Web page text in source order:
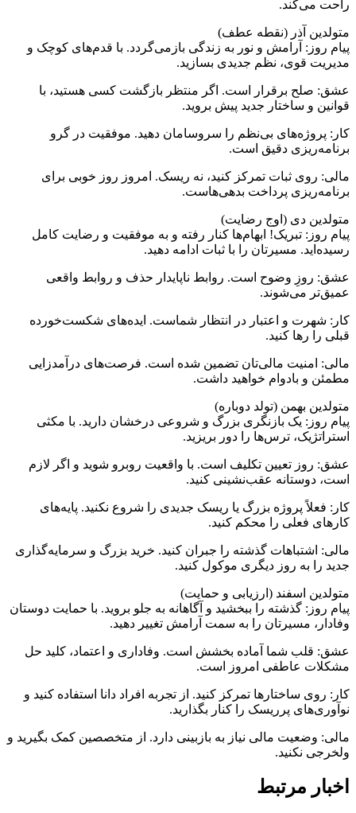
راحت می‌کند.
متولدین آذر (نقطه عطف)
پیام روز: آرامش و نور به زندگی بازمی‌گردد. با قدم‌های کوچک و
مدیریت قوی، نظم جدیدی بسازید.
عشق: صلح برقرار است. اگر منتظر بازگشت کسی هستید، با
قوانین و ساختار جدید پیش بروید.
کار: پروژه‌های بی‌نظم را سروسامان دهید. موفقیت در گرو
برنامه‌ریزی دقیق است.
مالی: روی ثبات تمرکز کنید، نه ریسک. امروز روز خوبی برای
برنامه‌ریزی پرداخت بدهی‌هاست.
متولدین دی (اوج رضایت)
پیام روز: تبریک! ابهام‌ها کنار رفته و به موفقیت و رضایت کامل
رسیده‌اید. مسیرتان را با ثبات ادامه دهید.
عشق: روزِ وضوح است. روابط ناپایدار حذف و روابط واقعی
عمیق‌تر می‌شوند.
کار: شهرت و اعتبار در انتظار شماست. ایده‌های شکست‌خورده
قبلی را رها کنید.
مالی: امنیت مالی‌تان تضمین شده است. فرصت‌های درآمدزایی
مطمئن و بادوام خواهید داشت.
متولدین بهمن (تولد دوباره)
پیام روز: یک بازنگری بزرگ و شروعی درخشان دارید. با مکثی
استراتژیک، ترس‌ها را دور بریزید.
عشق: روز تعیین تکلیف است. با واقعیت روبرو شوید و اگر لازم
است، دوستانه عقب‌نشینی کنید.
کار: فعلاً پروژه بزرگ یا ریسک جدیدی را شروع نکنید. پایه‌های
کارهای فعلی را محکم کنید.
مالی: اشتباهات گذشته را جبران کنید. خرید بزرگ و سرمایه‌گذاری
جدید را به روز دیگری موکول کنید.
متولدین اسفند (ارزیابی و حمایت)
پیام روز: گذشته را ببخشید و آگاهانه به جلو بروید. با حمایت دوستان
وفادار، مسیرتان را به سمت آرامش تغییر دهید.
عشق: قلب شما آماده بخشش است. وفاداری و اعتماد، کلید حل
مشکلات عاطفی امروز است.
کار: روی ساختارها تمرکز کنید. از تجربه افراد دانا استفاده کنید و
نوآوری‌های پرریسک را کنار بگذارید.
مالی: وضعیت مالی نیاز به بازبینی دارد. از متخصصین کمک بگیرید و
ولخرجی نکنید.
اخبار مرتبط